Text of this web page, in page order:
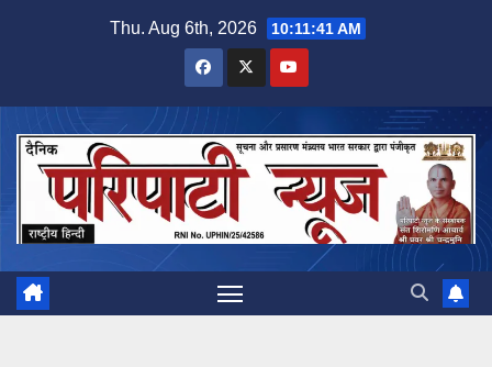
Thu. Aug 6th, 2026 10:11:42 AM